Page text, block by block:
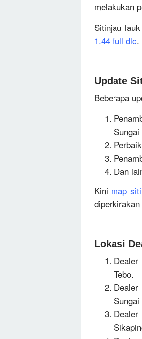
melakukan
Sitinjau
1.44 full dlc.
Update
Beberapa
Dan
Kini map
Lokasi
Tebo.